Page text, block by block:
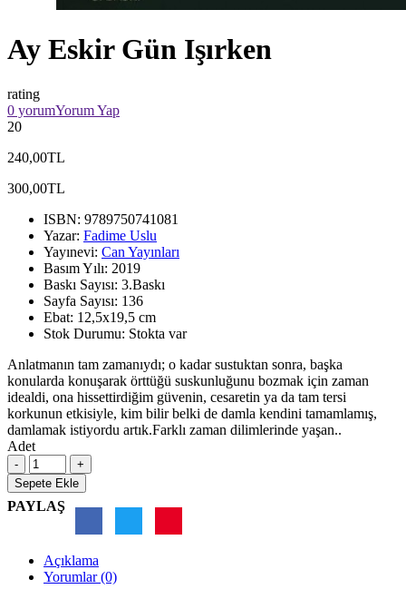
Ay Eskir Gün Işırken
rating
0 yorumYorum Yap
20
240,00TL
300,00TL
ISBN: 9789750741081
Yazar: Fadime Uslu
Yayınevi: Can Yayınları
Basım Yılı: 2019
Baskı Sayısı: 3.Baskı
Sayfa Sayısı: 136
Ebat: 12,5x19,5 cm
Stok Durumu: Stokta var
Anlatmanın tam zamanıydı; o kadar sustuktan sonra, başka
konularda konuşarak örttüğü suskunluğunu bozmak için zaman
idealdi, ona hissettirdiğim güvenin, cesaretin ya da tam tersi
korkunun etkisiyle, kim bilir belki de damla kendini tamamlamış,
damlamak istiyordu artık.Farklı zaman dilimlerinde yaşan..
Adet
Sepete Ekle
PAYLAŞ
Açıklama
Yorumlar (0)